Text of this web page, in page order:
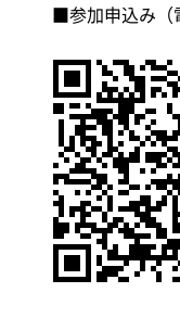
■参加申込み（